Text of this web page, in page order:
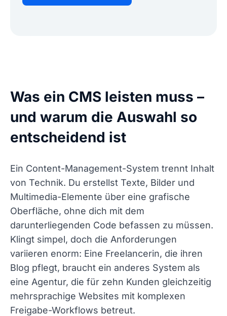
Was ein CMS leisten muss –
und warum die Auswahl so
entscheidend ist
Ein Content-Management-System trennt Inhalt
von Technik. Du erstellst Texte, Bilder und
Multimedia-Elemente über eine grafische
Oberfläche, ohne dich mit dem
darunterliegenden Code befassen zu müssen.
Klingt simpel, doch die Anforderungen
variieren enorm: Eine Freelancerin, die ihren
Blog pflegt, braucht ein anderes System als
eine Agentur, die für zehn Kunden gleichzeitig
mehrsprachige Websites mit komplexen
Freigabe-Workflows betreut.